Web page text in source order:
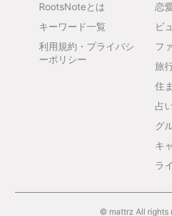
RootsNoteとは
キーワード一覧
利用規約・プライバシ
ーポリシー
恋
ビ
フ
旅
住
占
グ
キ
ラ
© mattrz All rights